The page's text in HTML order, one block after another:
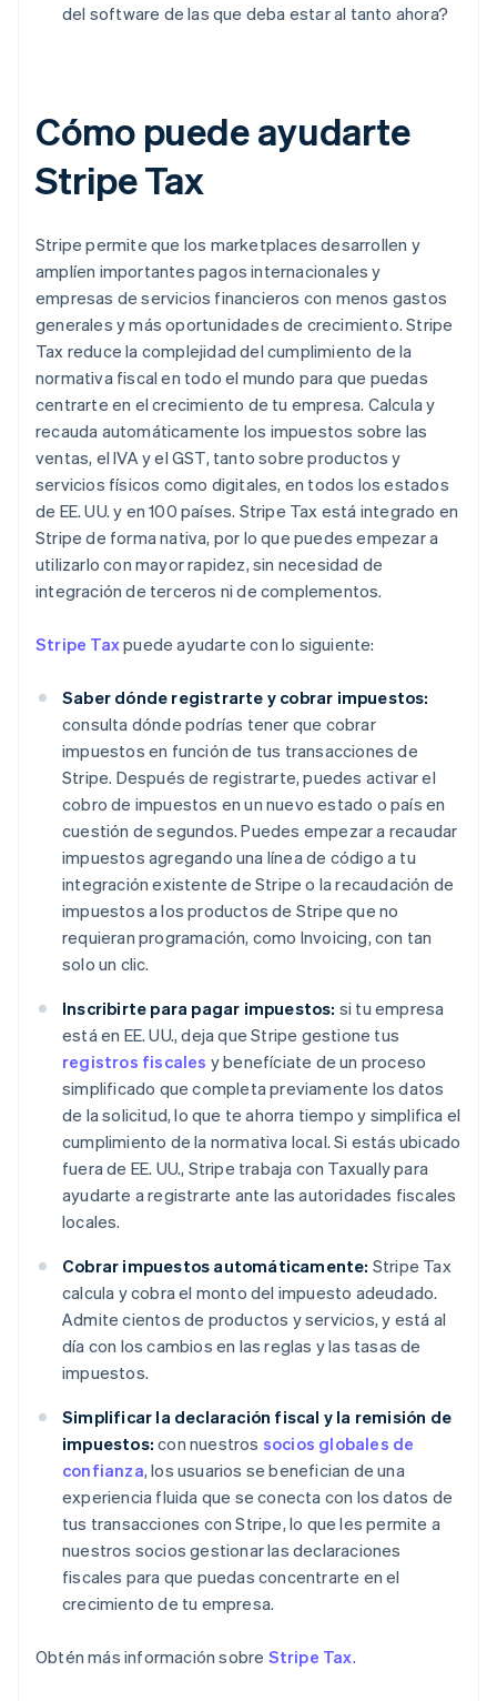
del software de las que deba estar al tanto ahora?
Cómo puede ayudarte
Stripe Tax
Stripe permite que los marketplaces desarrollen y
amplíen importantes pagos internacionales y
empresas de servicios financieros con menos gastos
generales y más oportunidades de crecimiento. Stripe
Tax reduce la complejidad del cumplimiento de la
normativa fiscal en todo el mundo para que puedas
centrarte en el crecimiento de tu empresa. Calcula y
recauda automáticamente los impuestos sobre las
ventas, el IVA y el GST, tanto sobre productos y
servicios físicos como digitales, en todos los estados
de EE. UU. y en 100 países. Stripe Tax está integrado en
Stripe de forma nativa, por lo que puedes empezar a
utilizarlo con mayor rapidez, sin necesidad de
integración de terceros ni de complementos.
Stripe Taxpuede ayudarte con lo siguiente:
Saber dónde registrarte y cobrar impuestos:
consulta dónde podrías tener que cobrar
impuestos en función de tus transacciones de
Stripe. Después de registrarte, puedes activar el
cobro de impuestos en un nuevo estado o país en
cuestión de segundos. Puedes empezar a recaudar
impuestos agregando una línea de código a tu
integración existente de Stripe o la recaudación de
impuestos a los productos de Stripe que no
requieran programación, como Invoicing, con tan
solo un clic.
Inscribirte para pagar impuestos: si tu empresa
está en EE. UU., deja que Stripe gestione tus
registros fiscales y benefíciate de un proceso
simplificado que completa previamente los datos
de la solicitud, lo que te ahorra tiempo y simplifica el
cumplimiento de la normativa local. Si estás ubicado
fuera de EE. UU., Stripe trabaja con Taxually para
ayudarte a registrarte ante las autoridades fiscales
locales.
Cobrar impuestos automáticamente: Stripe Tax
calcula y cobra el monto del impuesto adeudado.
Admite cientos de productos y servicios, y está al
día con los cambios en las reglas y las tasas de
impuestos.
Simplificar la declaración fiscal y la remisión de
impuestos: con nuestros socios globales de
confianza, los usuarios se benefician de una
experiencia fluida que se conecta con los datos de
tus transacciones con Stripe, lo que les permite a
nuestros socios gestionar las declaraciones
fiscales para que puedas concentrarte en el
crecimiento de tu empresa.
Obtén más información sobre Stripe Tax.
Alemania
DeutschEnglish
Australia
Austria
Deutsch English
Nederlands FrançaisDeutsch English
Brasil
PortuguêsEnglish
Bulgaria
English Français
China continental
Chipre
English
Croacia
English Italiano
English
English
Eslovaquia
English
Eslovenia
EnglishItaliano
España
Español
Estados Unidos
EnglishEspañol简体中文
English